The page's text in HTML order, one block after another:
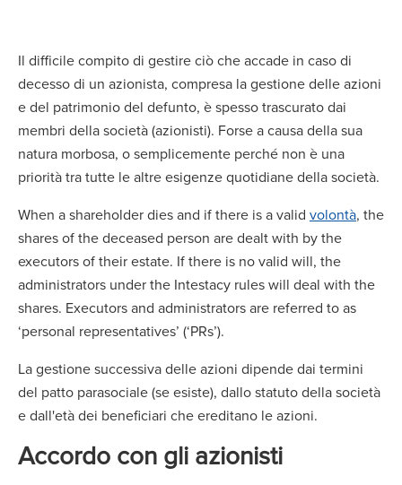
Il difficile compito di gestire ciò che accade in caso di
decesso di un azionista, compresa la gestione delle azioni
e del patrimonio del defunto, è spesso trascurato dai
membri della società (azionisti). Forse a causa della sua
natura morbosa, o semplicemente perché non è una
priorità tra tutte le altre esigenze quotidiane della società.
When a shareholder dies and if there is a valid volontà, the
shares of the deceased person are dealt with by the
executors of their estate. If there is no valid will, the
administrators under the Intestacy rules will deal with the
shares. Executors and administrators are referred to as
‘personal representatives’ (‘PRs’).
La gestione successiva delle azioni dipende dai termini
del patto parasociale (se esiste), dallo statuto della società
e dall'età dei beneficiari che ereditano le azioni.
Accordo con gli azionisti